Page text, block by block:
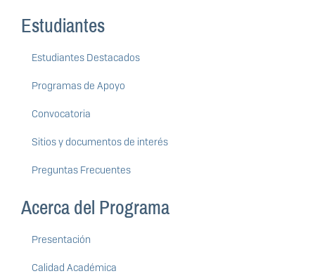
Estudiantes
Estudiantes Destacados
Programas de Apoyo
Convocatoria
Sitios y documentos de interés
Preguntas Frecuentes
Acerca del Programa
Presentación
Calidad Académica